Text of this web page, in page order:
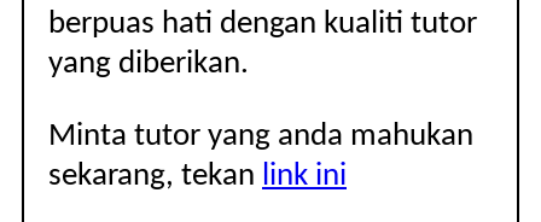
berpuas hati dengan kualiti tutor
yang diberikan.
Minta tutor yang anda mahukan
sekarang, tekan link ini